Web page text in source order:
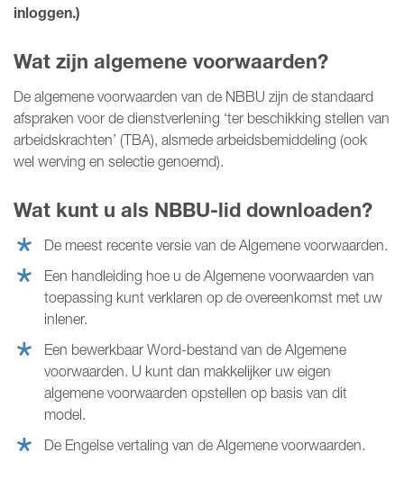
MIJN NBBU
WORD LID
inloggen.)
Wat zijn algemene voorwaarden?
De algemene voorwaarden van de NBBU zijn de standaard
afspraken voor de dienstverlening ‘ter beschikking stellen van
arbeidskrachten’ (TBA), alsmede arbeidsbemiddeling (ook
wel werving en selectie genoemd).
Wat kunt u als NBBU-lid downloaden?
De meest recente versie van de Algemene voorwaarden.
Een handleiding hoe u de Algemene voorwaarden van
toepassing kunt verklaren op de overeenkomst met uw
inlener.
Een bewerkbaar Word-bestand van de Algemene
voorwaarden. U kunt dan makkelijker uw eigen
algemene voorwaarden opstellen op basis van dit
model.
De Engelse vertaling van de Algemene voorwaarden.